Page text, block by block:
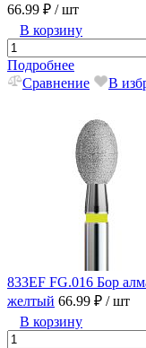
66.99 ₽ / шт
В корзину
Подробнее
Сравнение
В
833EF FG.016 Бор
желтый 66.99 ₽ / шт
В корзину